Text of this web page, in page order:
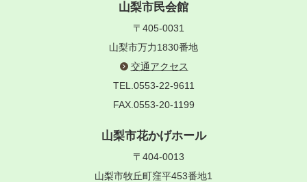
山梨市民会館
〒405-0031
山梨市万力1830番地
交通アクセス
TEL.0553-22-9611
FAX.0553-20-1199
山梨市花かげホール
〒404-0013
山梨市牧丘町窪平453番地1